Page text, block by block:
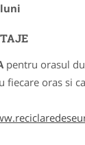
pentru orasul
fiecare oras si